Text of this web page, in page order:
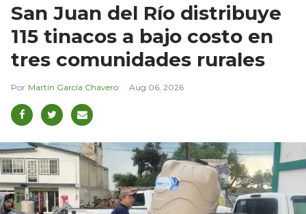
San Juan del Río distribuye
115 tinacos a bajo costo en
tres comunidades rurales
Martín García Chavero Aug 06, 2026